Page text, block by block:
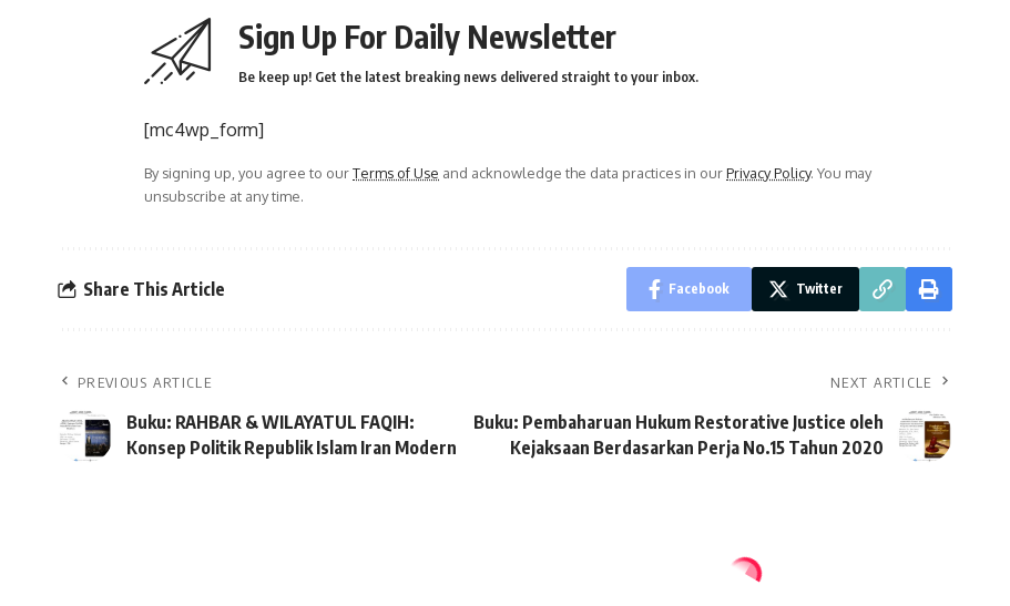
Sign Up For Daily Newsletter
Be keep up! Get the latest breaking news delivered straight to your inbox.
[mc4wp_form]
By signing up, you agree to ourTerms of Use and acknowledge the data practices in ourPrivacy Policy. You may
unsubscribe at any time.
Share This Article Facebook Twitter
PREVIOUS ARTICLE
Buku: RAHBAR & WILAYATUL FAQIH:
Konsep Politik Republik Islam Iran Modern
NEXT ARTICLE
Buku: Pembaharuan Hukum Restorative Justice oleh
Kejaksaan Berdasarkan Perja No.15 Tahun 2020